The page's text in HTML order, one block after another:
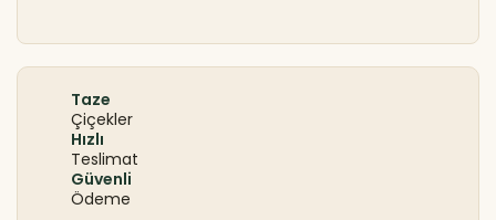
Taze
Çiçekler
Hızlı
Teslimat
Güvenli
Ödeme